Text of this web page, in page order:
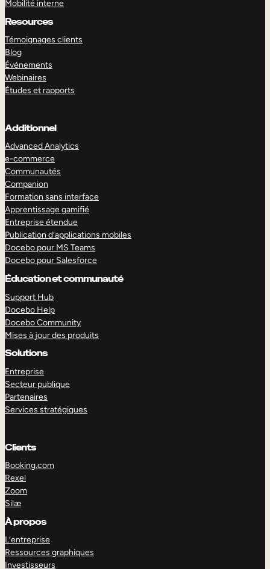
Mobilité interne
Resources
Témoignages clients
Blog
Événements
Webinaires
Études et rapports
Additionnel
Advanced Analytics
e-commerce
Communautés
Companion
Formation sans interface
Apprentissage gamifié
Entreprise étendue
Publication d’applications mobiles
Docebo pour MS Teams
Docebo pour Salesforce
Éducation et communauté
Support Hub
Docebo Help
Docebo Community
Mises à jour des produits
Solutions
Entreprise
Secteur publique
Partenaires
Services stratégiques
Clients
Booking.com
Rexel
Zoom
Silæ
À propos
L’entreprise
Ressources graphiques
Investisseurs